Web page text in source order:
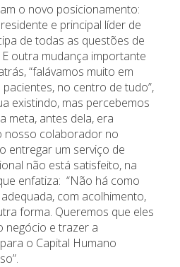
o novo posicionamento:
e principal líder de
de todas as questões de
outra mudança importante
“falávamos muito em
no centro de tudo”,
existindo, mas percebemos
meta, antes dela, era
nosso colaborador no
entregar um serviço de
não está satisfeito, na
enfatiza: “Não há como
com acolhimento,
forma. Queremos que eles
negócio e trazer a
o Capital Humano